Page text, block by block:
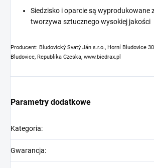
Siedzisko i oparcie są wyprodukowane
tworzywa sztucznego wysokiej jakości
Producent: Bludovický Svatý Ján s.r.o., Horní Bludovice
Bludovice, Republika Czeska, www.biedrax.pl
Parametry dodatkowe
Kategoria:
Gwarancja: